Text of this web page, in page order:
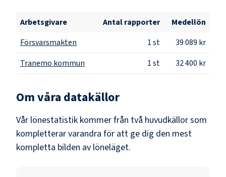
Arbetsgivare Antal rapporter
Medellön
Försvarsmakten
1st
39 089 kr
Tranemo kommun
1st 32 400 kr
Om våra datakällor
Vår lönestatistik kommer från två huvudkällor som
kompletterar varandra för att ge dig den mest
kompletta bilden av löneläget.